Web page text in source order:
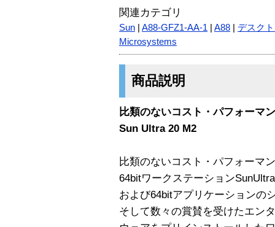
関連カテゴリ
Sun A88-GFZ1-AA-1 A88
デスク
Microsystems
商品説明
比類のないコスト・パフォーマ
Sun Ultra 20 M2
比類のないコスト・パフォーマ
64bitワークステーション
および64bitアプリケーションの
そして数々の賞賛を受けたエン